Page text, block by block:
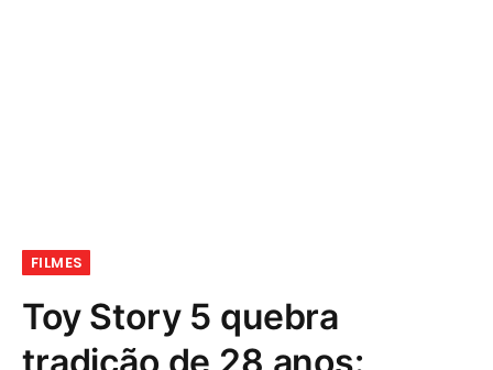
FILMES
Toy Story 5 quebra